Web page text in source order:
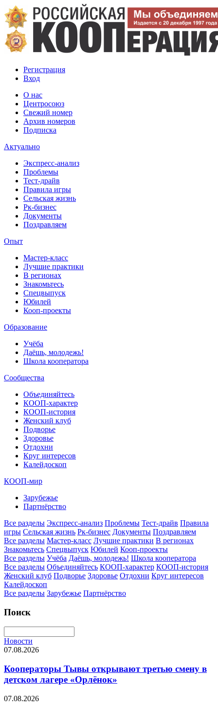
Регистрация
Вход
О нас
Центросоюз
Свежий номер
Архив номеров
Подписка
Актуально
Экспресс-анализ
Проблемы
Тест-драйв
Правила игры
Сельская жизнь
Рк-бизнес
Документы
Поздравляем
Опыт
Мастер-класс
Лучшие практики
В регионах
Знакомьтесь
Спецвыпуск
Юбилей
Кооп-проекты
Образование
Учёба
Даёшь, молодежь!
Школа кооператора
Сообщества
Объединяйтесь
КООП-характер
КООП-история
Женский клуб
Подворье
Здоровье
Отдохни
Круг интересов
Калейдоскоп
КООП-мир
Зарубежье
Партнёрство
Все разделы Экспресс-анализ Проблемы Тест-драйв Правила
игры Сельская жизнь Рк-бизнес Документы Поздравляем
Все разделы Мастер-класс Лучшие практики В регионах
Знакомьтесь Спецвыпуск Юбилей Кооп-проекты
Все разделы Учёба Даёшь, молодежь! Школа кооператора
Все разделы Объединяйтесь КООП-характер КООП-история
Женский клуб Подворье Здоровье Отдохни Круг интересов
Калейдоскоп
Все разделы Зарубежье Партнёрство
Поиск
Новости
07.08.2026
Кооператоры Тывы открывают третью смену в
детском лагере «Орлёнок»
07.08.2026